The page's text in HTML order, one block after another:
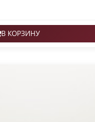
В КОРЗИНУ